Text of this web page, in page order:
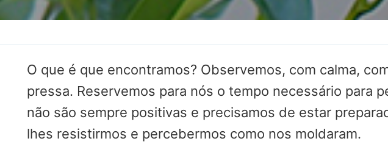
O que é que encontramos? Observemos, com calma,
pressa. Reservemos para nós o tempo necessário para
não são sempre positivas e precisamos de estar
lhes resistirmos e percebermos como nos moldaram.